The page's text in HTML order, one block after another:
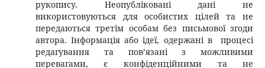
рукопису. Неопубліковані дані не
використовуються для особистих цілей та не
передаються третім особам без письмової згоди
автора. Інформація або ідеї, одержані в процесі
редагування та пов’язані з можливими
перевагами, є конфіденційними та не